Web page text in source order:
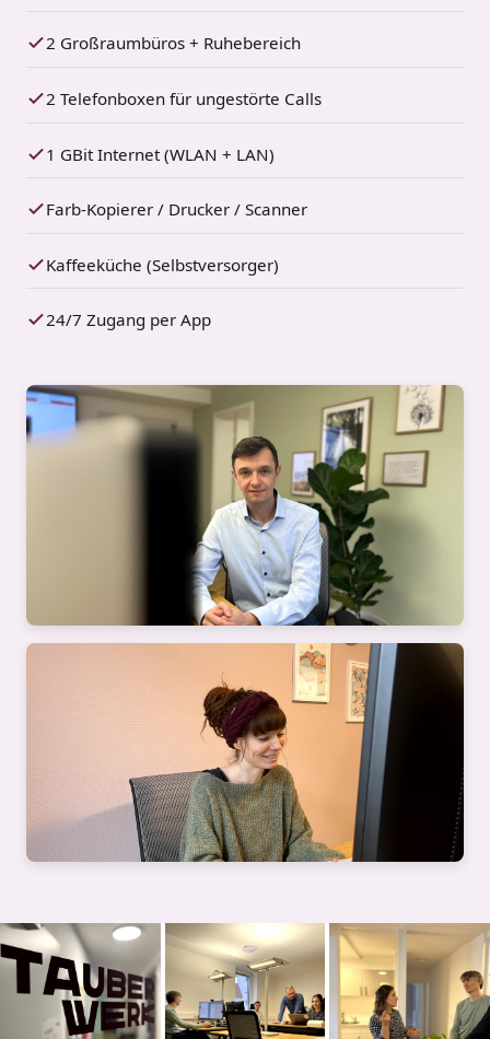
2 Großraumbüros + Ruhebereich
2 Telefonboxen für ungestörte Calls
1 GBit Internet (WLAN + LAN)
Farb-Kopierer / Drucker / Scanner
Kaffeeküche (Selbstversorger)
24/7 Zugang per App